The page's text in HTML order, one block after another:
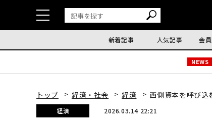
新着記事 人気記事 会
NEWS
トップ 経済・社会 経済 西側資本を呼び込
経済 2026.03.14 22:21